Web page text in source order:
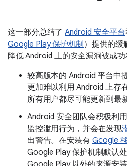
这一部分总结了 Android 安全平台
Google Play 保护机制 ）提供的缓
降低 Android 上的安全漏洞被成功
较高版本的 Android 平台中
更加难以利用 Android 上存
所有用户都尽可能更新到最
Android 安全团队会积极利用
监控滥用行为，并会在发现
出警告。在安装有 Google
Google Play 保护机制默认
Google Play 以外的来源安